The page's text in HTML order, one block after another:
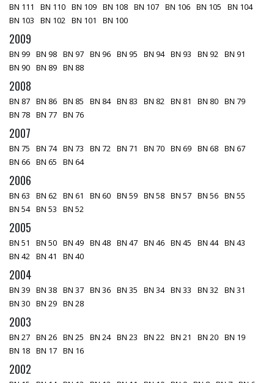
BN 111 BN 110 BN 109 BN 108 BN 107 BN 106 BN 105
BN 104
BN 103
BN 102 BN 101 BN 100
2009
BN 99 BN 98 BN 97 BN 96 BN 95 BN 94 BN 93 BN 92 BN 91
BN 90 BN 89 BN 88
2008
BN 87 BN 86 BN 85 BN 84 BN 83 BN 82 BN 81 BN 80 BN 79
BN 78 BN 77 BN 76
2007
BN 75 BN 74 BN 73 BN 72 BN 71 BN 70 BN 69 BN 68 BN 67
BN 66 BN 65 BN 64
2006
BN 63 BN 62 BN 61 BN 60 BN 59 BN 58 BN 57 BN 56 BN 55
BN 54 BN 53 BN 52
2005
BN 51 BN 50 BN 49 BN 48 BN 47 BN 46 BN 45 BN 44 BN 43
BN 42 BN 41 BN 40
2004
BN 39 BN 38 BN 37 BN 36 BN 35 BN 34 BN 33 BN 32 BN 31
BN 30 BN 29 BN 28
2003
BN 27 BN 26 BN 25 BN 24 BN 23 BN 22 BN 21 BN 20 BN 19
BN 18 BN 17 BN 16
2002